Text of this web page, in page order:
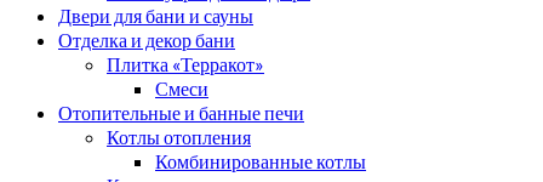
Двери для бани и сауны
Отделка и декор бани
Плитка «Терракот»
Смеси
Отопительные и банные печи
Котлы отопления
Комбинированные котлы